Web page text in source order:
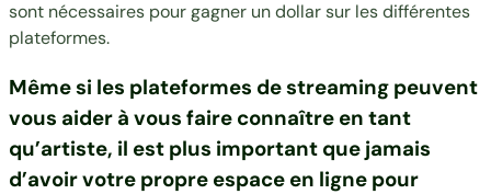
sont nécessaires pour gagner un dollar sur les différentes
plateformes.
Même si les plateformes de streaming peuvent
vous aider à vous faire connaître en tant
qu’artiste, il est plus important que jamais
d’avoir votre propre espace en ligne pour